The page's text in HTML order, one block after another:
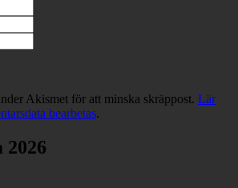
Akismet för att minska skräppost. Lär
bearbetas.